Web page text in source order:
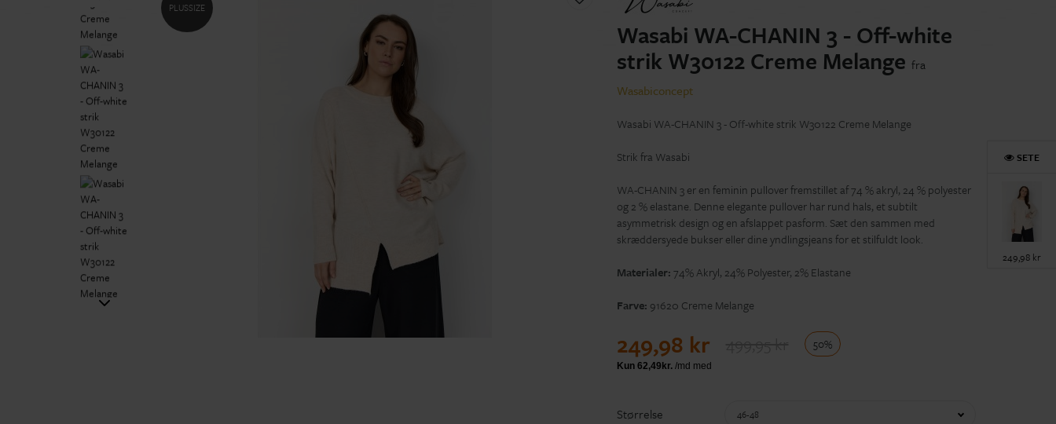
PLUSSIZE
Wasabi WA-CHANIN 3 - Off-white
strik W30122 Creme Melange fra
Wasabiconcept
Wasabi WA-CHANIN 3 - Off-white strik W30122 Creme Melange
Strik fra Wasabi
WA-CHANIN 3 er en feminin pullover fremstillet af 74 % akryl, 24 % polyester
og 2 % elastane. Denne elegante pullover har rund hals, et subtilt
asymmetrisk design og en afslappet pasform. Sæt den sammen med
skræddersyede bukser eller dine yndlingsjeans for et stilfuldt look.
Materialer:74% Akryl, 24% Polyester, 2% Elastane
Farve: 91620 Creme Melange
249,98 kr 50%
Størrelse 46-48
SETE
249,98 kr